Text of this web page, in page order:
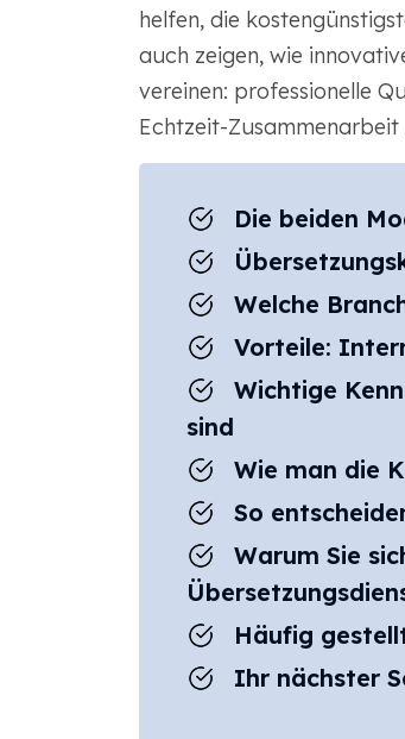
helfen, die
auch zeigen, wie
vereinen: professionelle
Echtzeit-
Die beiden
Welche
Vorteile:
Wichtige
sind
Wie man die
So
Warum Sie
Häufig
Ihr nächster